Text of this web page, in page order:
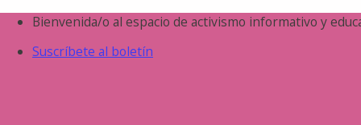
Saltar
contenido
Bienvenida/o al espacio de activismo informativo y
Suscríbete al boletín